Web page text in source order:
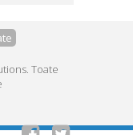
Toate